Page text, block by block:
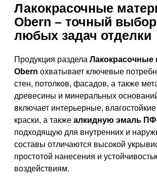
Лакокрасочные
Obern – точный
любых задач отделки
Продукция раздела Лакокрасочные
Obern охватывает ключевые
стен, потолков, фасадов, а также
древесины и минеральных
включает интерьерные,
краски, а также алкидную эмаль
подходящую для внутренних и
составы отличаются высокой
простотой нанесения и
воздействиям.